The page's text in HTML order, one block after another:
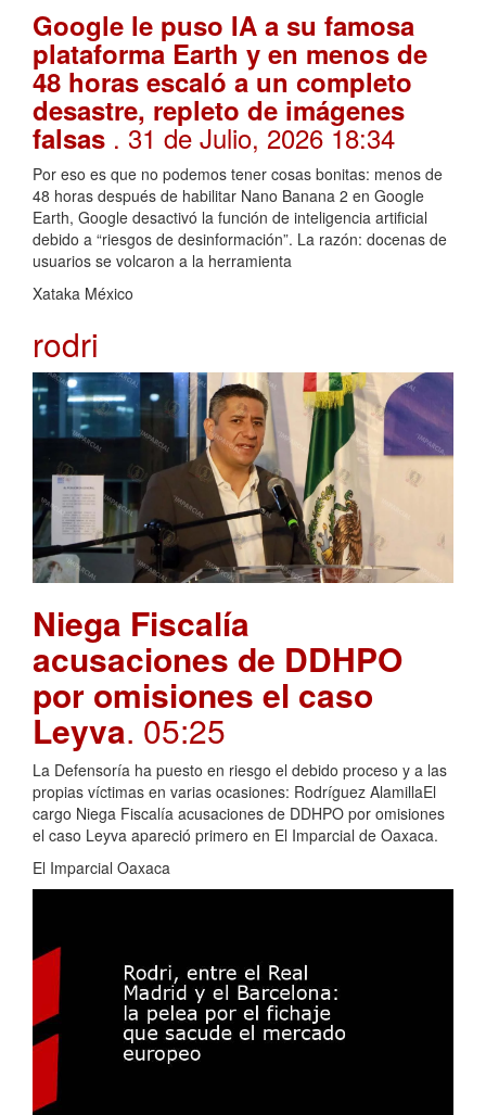
Google le puso IA a su famosa
plataforma Earth y en menos de
48 horas escaló a un completo
desastre, repleto de imágenes
falsas . 31 de Julio, 2026 18:34
Por eso es que no podemos tener cosas bonitas: menos de
48 horas después de habilitar Nano Banana 2 en Google
Earth, Google desactivó la función de inteligencia artificial
debido a “riesgos de desinformación”. La razón: docenas de
usuarios se volcaron a la herramienta
Xataka México
rodri
Niega Fiscalía
acusaciones de DDHPO
por omisiones el caso
Leyva. 05:25
La Defensoría ha puesto en riesgo el debido proceso y a las
propias víctimas en varias ocasiones: Rodríguez AlamillaEl
cargo Niega Fiscalía acusaciones de DDHPO por omisiones
el caso Leyva apareció primero en El Imparcial de Oaxaca.
El Imparcial Oaxaca